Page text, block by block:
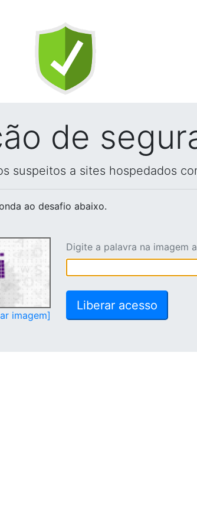
de
suspeitos a sites hospedados
ao desafio abaixo.
imagem]
Digite a palavra na imagem